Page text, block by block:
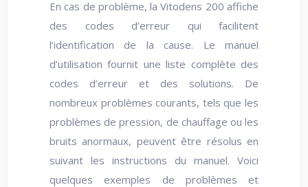
En cas de problème, la Vitodens 200 affiche
des codes d’erreur qui facilitent
l’identification de la cause. Le manuel
d’utilisation fournit une liste complète des
codes d’erreur et des solutions. De
nombreux problèmes courants, tels que les
problèmes de pression, de chauffage ou les
bruits anormaux, peuvent être résolus en
suivant les instructions du manuel. Voici
quelques exemples de problèmes et